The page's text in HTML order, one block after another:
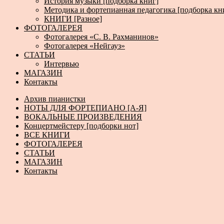
Методика и фортепианная педагогика [подборка
КНИГИ [Разное]
ФОТОГАЛЕРЕЯ
Фотогалерея «С. В. Рахманинов»
Фотогалерея «Нейгауз»
СТАТЬИ
Интервью
МАГАЗИН
Контакты
Архив пианистки
НОТЫ ДЛЯ ФОРТЕПИАНО [А-Я]
ВОКАЛЬНЫЕ ПРОИЗВЕДЕНИЯ
Концертмейстеру [подборки нот]
ВСЕ КНИГИ
ФОТОГАЛЕРЕЯ
СТАТЬИ
МАГАЗИН
Контакты